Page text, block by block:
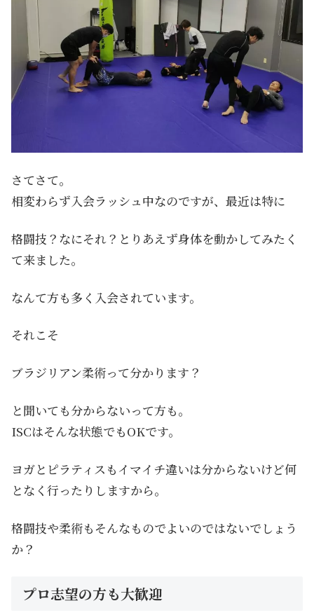
さてさて。
相変わらず入会ラッシュ中なのですが、最近は特に
格闘技？なにそれ？とりあえず身体を動かしてみたく
て来ました。
なんて方も多く入会されています。
それこそ
ブラジリアン柔術って分かります？
と聞いても分からないって方も。
ISCはそんな状態でもOKです。
ヨガとピラティスもイマイチ違いは分からないけど何
となく行ったりしますから。
格闘技や柔術もそんなものでよいのではないでしょう
か？
プロ志望の方も大歓迎